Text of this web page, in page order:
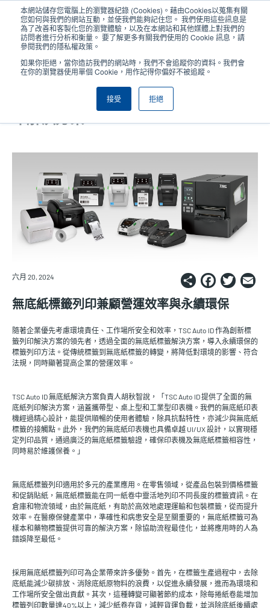
本網站儲存您電腦上的瀏覽器紀錄 (Cookies)。藉由Cookies以蒐集有關
您如何與我們的網站互動，並使我們能夠記住您。 我們使用這些訊息是
為了改善和客製化您的瀏覽體驗，以及在本網站和其他媒體上對我們的
訪問者進行分析和衡量。 要了解更多有關我們使用的 Cookie 訊息，請
參閱我們的隱私權政策。
如果你拒絕，當你造訪我們的網站時，我們不會追蹤你的資料。我們會
在你的瀏覽器使用單個 Cookie，用作記得你偏好不被追蹤。
接受 拒絕
User
menu
User
Header
TSC Auto ID 全面推出無底紙標簽列
印解決方案
六月 20, 2024 Share
無底紙標籤列印兼顧營運效率與永續環保
隨著企業優先考慮環境責任、工作場所安全和效率，TSC Auto ID 作為創新標
籤列印解決方案的領先者，透過全面的無底紙標籤解決方案，導入永續環保的
標籤列印方法。從傳統標籤到無底紙標籤的轉變，將降低對環境的影響、符合
法規，同時顯著提高企業的營運效率。
TSC Auto ID 無底紙解決方案負責人胡秋智說，「TSC Auto ID 提供了全面的無
底紙列印解決方案，涵蓋攜帶型、桌上型和工業型印表機。我們的無底紙印表
機經過精心設計，能提供順暢的使用者體驗，除具抗黏特性，亦減少與無底紙
標籤的接觸點。此外，我們的無底紙印表機也具備卓越 UI/UX 設計，以實現穩
定列印品質，通過廣泛的無底紙標籤驗證，確保印表機及無底紙標籤相容性，
同時易於維護保養。」
無底紙標籤列印適用於多元的產業應用。在零售領域，從產品包裝到價格標籤
和促銷貼紙，無底紙標籤能在同一紙卷中靈活地列印不同長度的標籤資訊。在
倉庫和物流領域，由於無底紙，有助於高效地處理運輸和包裝標籤，從而提升
效率。在醫療保健產業中，準確性和病患安全是至關重要的，無底紙標籤可為
樣本和藥物標籤提供可靠的解決方案，除協助流程最佳化，並將應用時的人為
錯誤降至最低。
採用無底紙標籤列印可為企業帶來許多優勢。首先，在標籤生產過程中，去除
底紙能減少碳排放、消除底紙原物料的浪費，以促進永續發展，進而為環境和
工作場所安全做出貢獻。其次，這種轉變可顯著節約成本，除每捲紙卷能增加
標籤列印數量達40%以上，減少紙卷存貨，減輕貨運負載，並消除底紙後續處